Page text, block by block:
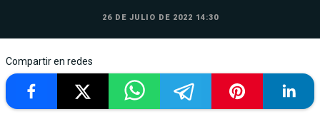
26 DE JULIO DE 2022 14:30
Compartir en redes